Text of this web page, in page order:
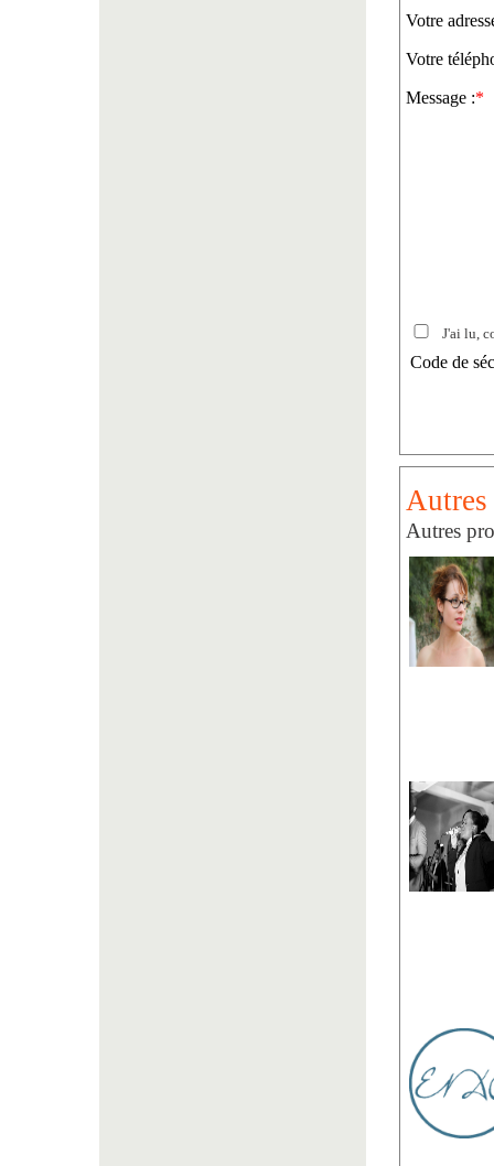
Votre
Votre
Message :*
J'ai lu,
Code de
Autres
Autres